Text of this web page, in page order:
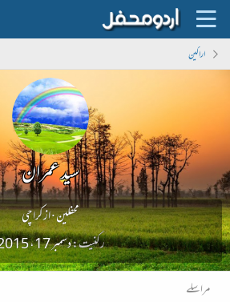
اراکین
سید عمران
محفلین·ازکراچی
رکنیت دسمبر 17، 2015
مراسلے